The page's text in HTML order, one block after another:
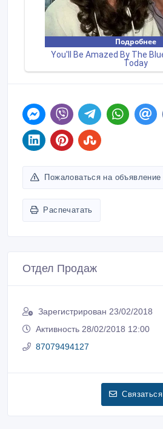
Пожаловаться на объявление
Распечатать
Отдел Продаж
Зарегистрирован 23/02/2018
Активность 28/02/2018 12:00
87079494127
Связаться